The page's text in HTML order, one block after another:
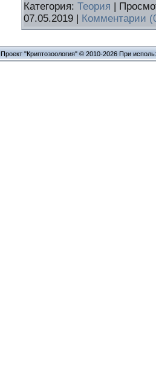
Категория: Теория |
07.05.2019
Комментарии
Проект "Криптозоология" © 2010-2026 При